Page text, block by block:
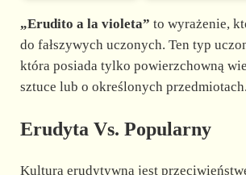
„Erudito a la violeta” to wyrażenie,
do fałszywych uczonych. Ten typ
która posiada tylko powierzchowną
sztuce lub o określonych przedmiotach.
Erudyta Vs. Popularny
Kultura erudytywna jest